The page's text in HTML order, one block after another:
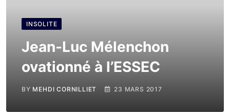
INSOLITE
Jean-Luc Mélenchon
ovationné à l’ESSEC
BY MEHDI CORNILLIET 23 MARS 2017